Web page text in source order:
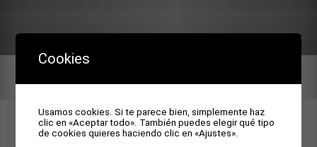
PSYCHOSOCIAL PREDICTORS OF
AFFECT IN ADULT PATIENTS
Cookies
Usamos cookies. Si te parece bien, simplemente haz
clic en «Aceptar todo». También puedes elegir qué tipo
de cookies quieres haciendo clic en «Ajustes».